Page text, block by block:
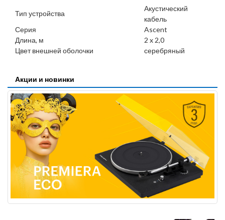
Тип устройства
Акустический
кабель
Серия
Ascent
Длина, м
2 x 2,0
Цвет внешней оболочки
серебряный
Акции и новинки